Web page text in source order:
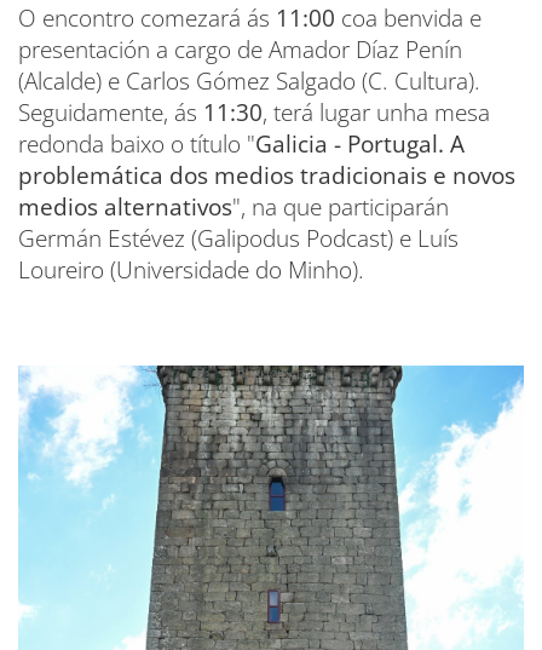
O encontro comezará ás 11:00 coa benvida e
presentación a cargo de Amador Díaz Penín
(Alcalde) e Carlos Gómez Salgado (C. Cultura).
Seguidamente, ás 11:30, terá lugar unha mesa
redonda baixo o título "Galicia - Portugal. A
problemática dos medios tradicionais e novos
medios alternativos", na que participarán
Germán Estévez (Galipodus Podcast) e Luís
Loureiro (Universidade do Minho).